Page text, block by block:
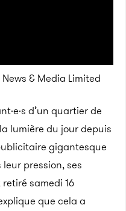
& Media Limited
d’un quartier de
lumière du jour depuis
gigantesque
pression, ses
samedi 16
que cela a